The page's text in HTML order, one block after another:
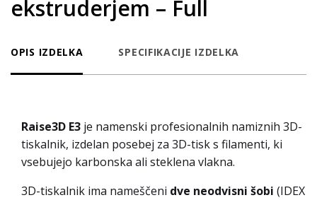
ekstruderjem – Full
OPIS IZDELKA SPECIFIKACIJE IZDELKA
Raise3D E3 je namenski profesionalnih namiznih 3D-
tiskalnik, izdelan posebej za 3D-tisk s filamenti, ki
vsebujejo karbonska ali steklena vlakna.
3D-tiskalnik ima nameščeni dve neodvisni šobi (IDEX